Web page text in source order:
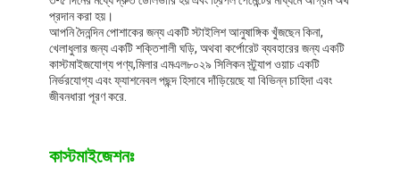
প্রদান করা হয়।
আপনি দৈনন্দিন পোশাকের জন্য একটি স্টাইলিশ আনুষাঙ্গিক খুঁজছেন কিনা,
খেলাধুলার জন্য একটি শক্তিশালী ঘড়ি, অথবা কর্পোরেট ব্যবহারের জন্য একটি
কাস্টমাইজযোগ্য পণ্য,মিলার এমএল৮০২৯ সিলিকন স্ট্র্যাপ ওয়াচ একটি
নির্ভরযোগ্য এবং ফ্যাশনেবল পছন্দ হিসাবে দাঁড়িয়েছে যা বিভিন্ন চাহিদা এবং
জীবনধারা পূরণ করে.
কাস্টমাইজেশনঃ